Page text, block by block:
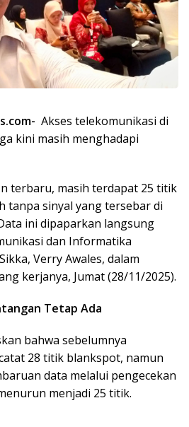
Akses telekomunikasi di
kini masih menghadapi
terbaru, masih terdapat 25 titik
tanpa sinyal yang tersebar di
ini dipaparkan langsung
dan Informatika
Verry Awales, dalam
kerjanya, Jumat (28/11/2025).
Tetap Ada
bahwa sebelumnya
28 titik blankspot, namun
data melalui pengecekan
menjadi 25 titik.